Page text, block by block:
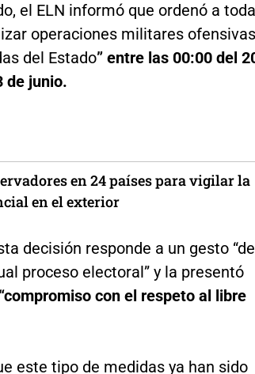
el ELN informó que ordenó a
operaciones militares ofensivas
del Estado” entre las 00:00 del
de junio.
en 24 países para vigilar la
en el exterior
decisión responde a un gesto “de
proceso electoral” y la presentó
con el respeto al libre
este tipo de medidas ya han sido